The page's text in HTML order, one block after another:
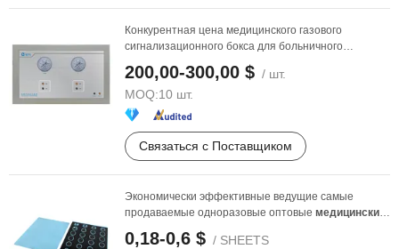
Конкурентная цена медицинского газового
сигнализационного бокса для больничного
200,00-300,00 $ / шт.
MOQ:10 шт.
Связаться с Поставщиком
Экономически эффективные ведущие самые
продаваемые одноразовые оптовые медицинские
0,18-0,6 $ / SHEETS